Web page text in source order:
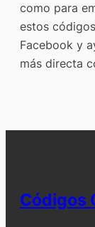
como para
estos
Facebook y
más directa
Códigos